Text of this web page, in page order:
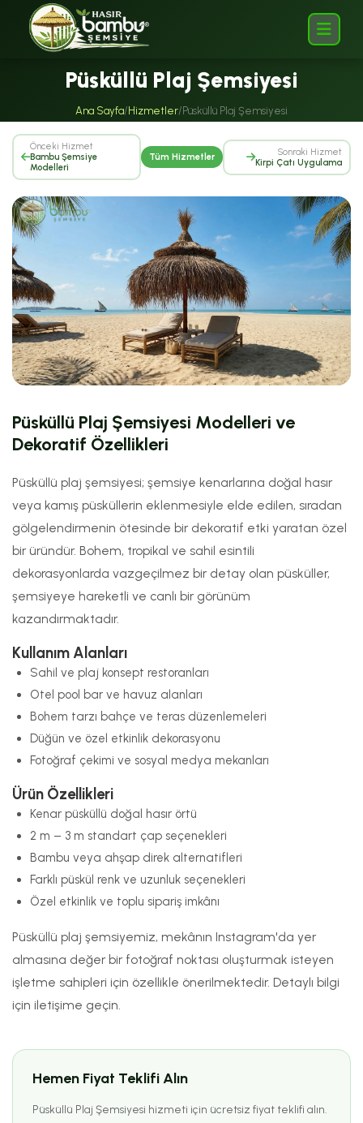
Püsküllü Plaj Şemsiyesi
Ana Sayfa/ Hizmetler/ Püsküllü Plaj Şemsiyesi
Önceki Hizmet
Bambu Şemsiye
Modelleri
Tüm Hizmetler
Sonraki Hizmet
Kirpi Çatı Uygulama
Püsküllü Plaj Şemsiyesi Modelleri ve
Dekoratif Özellikleri
Püsküllü plaj şemsiyesi; şemsiye kenarlarına doğal hasır
veya kamış püsküllerin eklenmesiyle elde edilen, sıradan
gölgelendirmenin ötesinde bir dekoratif etki yaratan özel
bir üründür. Bohem, tropikal ve sahil esintili
dekorasyonlarda vazgeçilmez bir detay olan püsküller,
şemsiyeye hareketli ve canlı bir görünüm
kazandırmaktadır.
Kullanım Alanları
Sahil ve plaj konsept restoranları
Otel pool bar ve havuz alanları
Bohem tarzı bahçe ve teras düzenlemeleri
Düğün ve özel etkinlik dekorasyonu
Fotoğraf çekimi ve sosyal medya mekanları
Ürün Özellikleri
Kenar püsküllü doğal hasır örtü
2 m – 3 m standart çap seçenekleri
Bambu veya ahşap direk alternatifleri
Farklı püskül renk ve uzunluk seçenekleri
Özel etkinlik ve toplu sipariş imkânı
Püsküllü plaj şemsiyemiz, mekânın Instagram'da yer
almasına değer bir fotoğraf noktası oluşturmak isteyen
işletme sahipleri için özellikle önerilmektedir. Detaylı bilgi
için iletişime geçin.
Hemen Fiyat Teklifi Alın
Püsküllü Plaj Şemsiyesi hizmeti için ücretsiz fiyat teklifi alın.